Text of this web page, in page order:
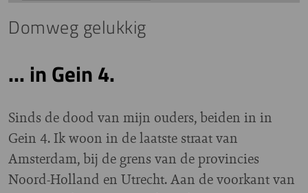
Domweg gelukkig
... in Gein 4.
Sinds de dood van mijn ouders, beiden in in
Gein 4. Ik woon in de laatste straat van
Amsterdam, bij de grens van de provincies
Noord-Holland en Utrecht. Aan de voorkant van